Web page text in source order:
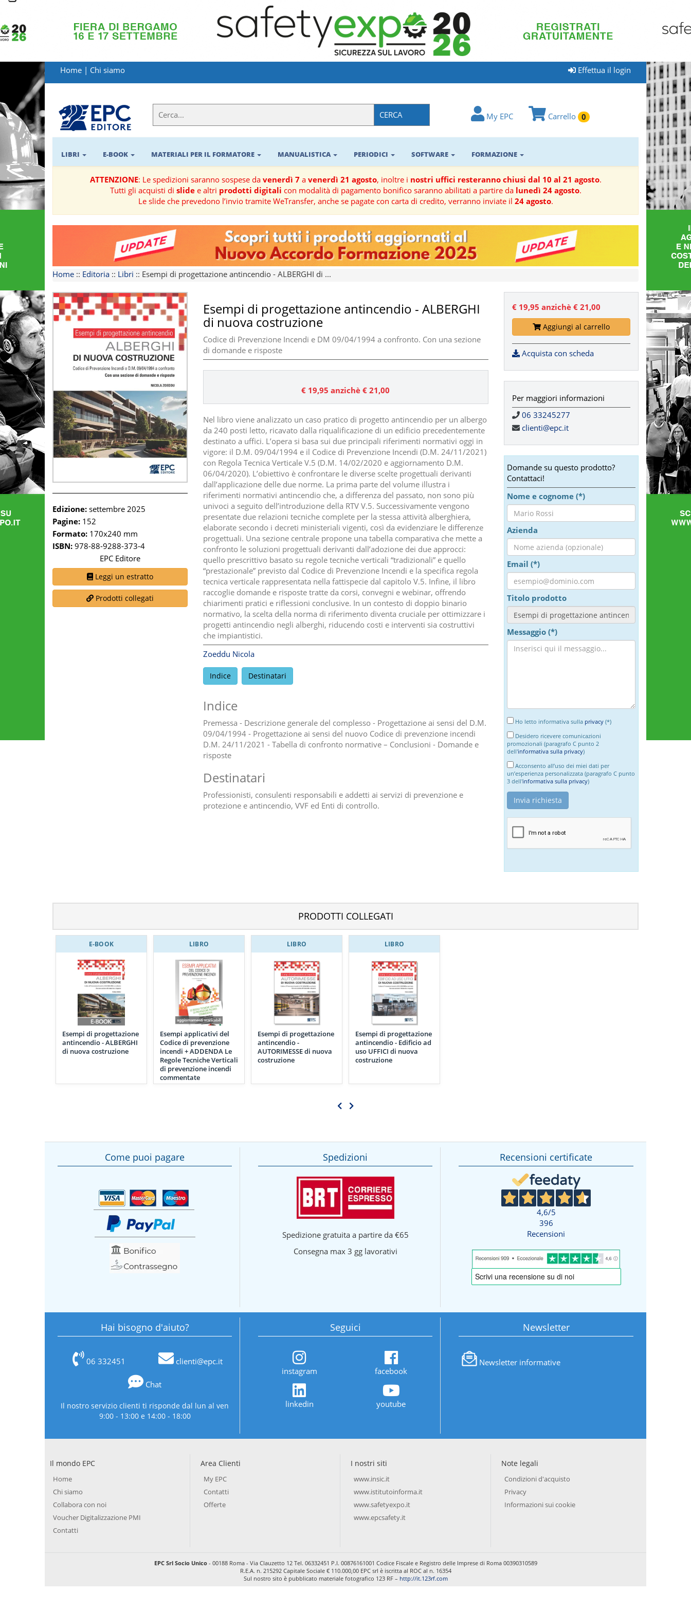
LIBRI
MATERIALI
PER
IL
FORMATORE
E-
BOOK
RIVISTE
MANUALISTICA
SOFTWARE
TEMATICHE
Home | Chi siamo Effettua il login
CERCA My EPC Carrello 0
LIBRI E-BOOK MATERIALI PER IL FORMATORE MANUALISTICA PERIODICI SOFTWARE FORMAZIONE
ATTENZIONE: Le spedizioni saranno sospese da venerdì 7a venerdì 21 agosto, inoltre i nostri uffici resteranno chiusi dal 10 al 21 agosto.
Tutti gli acquisti di slidee altri prodotti digitali con modalità di pagamento bonifico saranno abilitati a partire da lunedì 24 agosto.
Le slide che prevedono l’invio tramite WeTransfer, anche se pagate con carta di credito, verranno inviate il 24 agosto.
Home :: Editoria :: Libri :: Esempi di progettazione antincendio - ALBERGHI di ...
Edizione: settembre 2025
Pagine: 152
Formato: 170x240 mm
ISBN: 978-88-9288-373-4
EPC Editore
Leggi un estratto
Prodotti collegati
Esempi di progettazione antincendio - ALBERGHI
di nuova costruzione
Codice di Prevenzione Incendi e DM 09/04/1994 a confronto. Con una sezione
di domande e risposte
€ 19,95 anzichè € 21,00
Nel libro viene analizzato un caso pratico di progetto antincendio per un albergo
da 240 posti letto, ricavato dalla riqualificazione di un edificio precedentemente
destinato a uffici. L’opera si basa sui due principali riferimenti normativi oggi in
vigore: il D.M. 09/04/1994 e il Codice di Prevenzione Incendi (D.M. 24/11/2021)
con Regola Tecnica Verticale V.5 (D.M. 14/02/2020 e aggiornamento D.M.
06/04/2020). L’obiettivo è confrontare le diverse scelte progettuali derivanti
dall’applicazione delle due norme. La prima parte del volume illustra i
riferimenti normativi antincendio che, a differenza del passato, non sono più
univoci a seguito dell’introduzione della RTV V.5. Successivamente vengono
presentate due relazioni tecniche complete per la stessa attività alberghiera,
elaborate secondo i decreti ministeriali vigenti, così da evidenziare le differenze
progettuali. Una sezione centrale propone una tabella comparativa che mette a
confronto le soluzioni progettuali derivanti dall’adozione dei due approcci:
quello prescrittivo basato su regole tecniche verticali “tradizionali” e quello
“prestazionale” previsto dal Codice di Prevenzione Incendi e la specifica regola
tecnica verticale rappresentata nella fattispecie dal capitolo V.5. Infine, il libro
raccoglie domande e risposte tratte da corsi, convegni e webinar, offrendo
chiarimenti pratici e riflessioni conclusive. In un contesto di doppio binario
normativo, la scelta della norma di riferimento diventa cruciale per ottimizzare i
progetti antincendio negli alberghi, riducendo costi e interventi sia costruttivi
che impiantistici.
Zoeddu Nicola
Indice Destinatari
Indice
Premessa - Descrizione generale del complesso - Progettazione ai sensi del D.M.
09/04/1994 - Progettazione ai sensi del nuovo Codice di prevenzione incendi
D.M. 24/11/2021 - Tabella di confronto normative – Conclusioni - Domande e
risposte
Destinatari
Professionisti, consulenti responsabili e addetti ai servizi di prevenzione e
protezione e antincendio, VVF ed Enti di controllo.
€ 19,95 anzichè € 21,00
Aggiungi al carrello
Acquista con scheda
Per maggiori informazioni
06 33245277
clienti@epc.it
Domande su questo prodotto?
Contattaci!
Nome e cognome (*)
Azienda
Email (*)
Titolo prodotto
Messaggio (*)
Ho letto informativa sulla privacy(*)
Desidero ricevere comunicazioni
promozionali (paragrafo C punto 2
dell'informativa sulla privacy)
Acconsento all’uso dei miei dati per
un’esperienza personalizzata (paragrafo C punto
3 dell'informativa sulla privacy)
PRODOTTI COLLEGATI
E-BOOK
Esempi di progettazione
antincendio - ALBERGHI
di nuova costruzione
LIBRO
Esempi applicativi del
Codice di prevenzione
incendi + ADDENDA Le
Regole Tecniche Verticali
di prevenzione incendi
commentate
(scaricabile) IN
LIBRO
Esempi di progettazione
antincendio -
AUTORIMESSE di nuova
costruzione
LIBRO
Esempi di progettazione
antincendio - Edificio ad
uso UFFICI di nuova
costruzione
Come puoi pagare Spedizioni
Spedizione gratuita a partire da €65
Consegna max 3 gg lavorativi
Recensioni certificate
4,6/5
396
Recensioni
Hai bisogno d'aiuto?
06 332451 clienti@epc.it
Chat
Il nostro servizio clienti ti risponde dal lun al ven
9:00 - 13:00 e 14:00 - 18:00
Seguici
instagram facebook
linkedin youtube
Newsletter
Newsletter informative
Il mondo EPC
Home
Chi siamo
Collabora con noi
Voucher Digitalizzazione PMI
Contatti
Area Clienti
My EPC
Contatti
Offerte
I nostri siti
www.insic.it
www.istitutoinforma.it
www.safetyexpo.it
www.epcsafety.it
Note legali
Condizioni d'acquisto
Privacy
Informazioni sui cookie
EPC Srl Socio Unico- 00188 Roma - Via Clauzetto 12 Tel. 06332451 P.I. 00876161001 Codice Fiscale e Registro delle Imprese di Roma 00390310589
R.E.A. n. 215292 Capitale Sociale € 110.000,00 EPC srl è iscritta al ROC al n. 16354
Sul nostro sito è pubblicato materiale fotografico 123 RF – http://it.123rf.com